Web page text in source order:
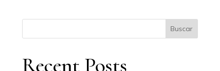
Buscar
Recent Posts